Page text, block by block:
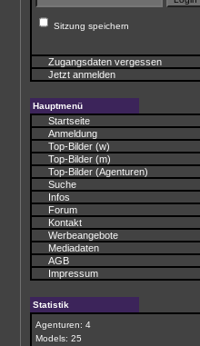
Sitzung speichern
Zugangsdaten vergessen
Jetzt anmelden
Hauptmenü
Startseite
Anmeldung
Top-Bilder (w)
Top-Bilder (m)
Top-Bilder (Agenturen)
Suche
Infos
Forum
Kontakt
Werbeangebote
Mediadaten
AGB
Impressum
Statistik
Agenturen: 4
Models: 25